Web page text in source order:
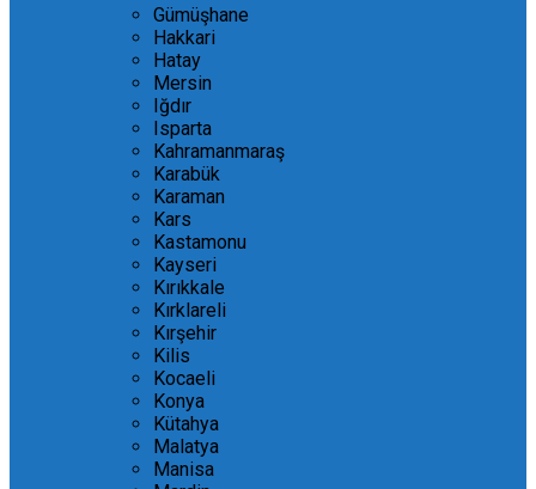
Gümüşhane
Hakkari
Hatay
Mersin
Iğdır
Isparta
Kahramanmaraş
Karabük
Karaman
Kars
Kastamonu
Kayseri
Kırıkkale
Kırklareli
Kırşehir
Kilis
Kocaeli
Konya
Kütahya
Malatya
Manisa